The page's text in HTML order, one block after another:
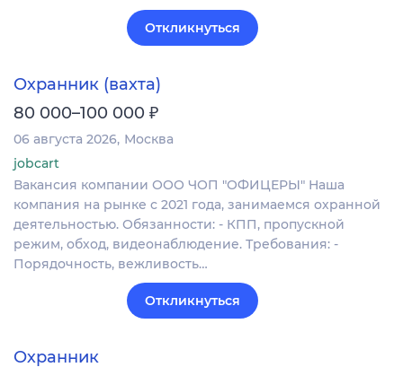
Откликнуться
Охранник (вахта)
80 000–100 000 ₽
06 августа 2026 Москва
jobcart
Вакансия компании ООО ЧОП "ОФИЦЕРЫ" Наша
компания на рынке с 2021 года, занимаемся охранной
деятельностью. Обязанности: - КПП, пропускной
режим, обход, видеонаблюдение. Требования: -
Порядочность, вежливость…
Откликнуться
Охранник